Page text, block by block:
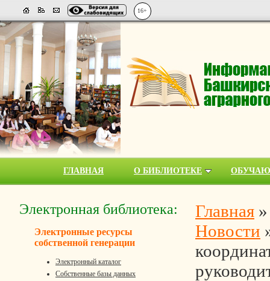
16+
ГЛАВНАЯ О БИБЛИОТЕКЕ
Электронная библиотека:
Электронные ресурсы
собственной генерации
Электронный каталог
Собственные базы данных
Главная
Новости